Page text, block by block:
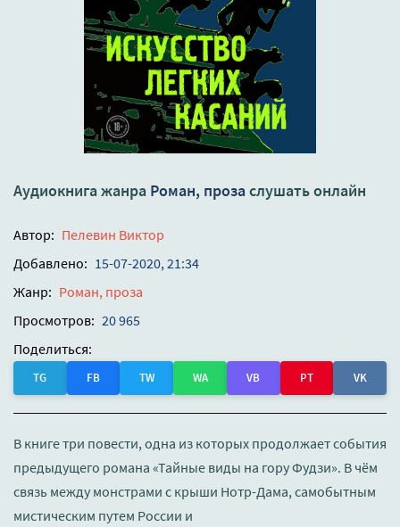
Аудиокнига жанра Роман, прозаслушать онлайн
Автор: Пелевин Виктор
Добавлено: 15-07-2020, 21:34
Жанр: Роман, проза
Просмотров: 20 965
Поделиться:
TG FB TW WA VB PT VK
В книге три повести, одна из которых продолжает события
предыдущего романа «Тайные виды на гору Фудзи». В чём
связь между монстрами с крыши Нотр-Дама, самобытным
мистическим путем России и